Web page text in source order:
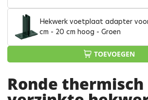
Hekwerk voetplaat adapter
cm - 20 cm hoog - Groen
TOEVOEGEN
Ronde thermisch